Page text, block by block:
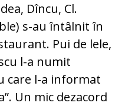
Dîncu, Cl.
s-au întâlnit în
Pui de lele,
l-a numit
care l-a informat
Un mic dezacord